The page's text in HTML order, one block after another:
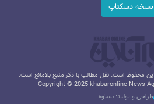
نسخه دسکتاپ
محفوظ است. نقل مطالب با ذکر منبع بلامانع است.
Copyright © 2025 khabaronline News
طراحی و تولید: نستوه